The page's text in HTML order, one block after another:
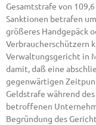
Gesamtstrafe von
Sanktionen betrafen
größeres Handgepäck
Verbraucherschützern
Verwaltungsgericht in
damit, daß eine
gegenwärtigen
Geldstrafe während
betroffenen
Begründung des